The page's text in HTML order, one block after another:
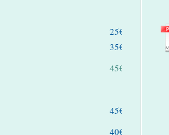
25€
35€
45€
45€
40€